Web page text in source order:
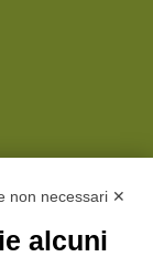
non necessari ✕
alcuni